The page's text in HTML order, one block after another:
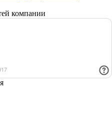
компании